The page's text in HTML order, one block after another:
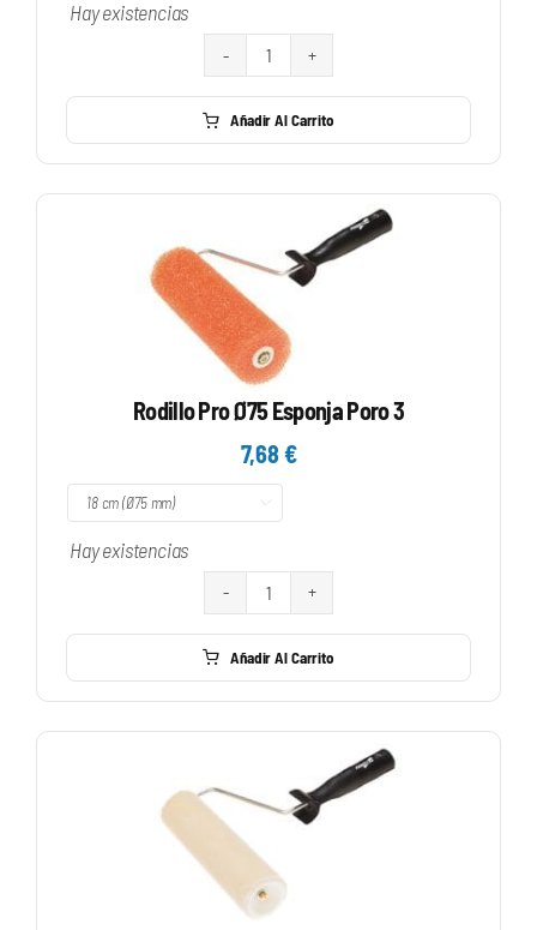
Hay existencias
Rodillo
Microfibra
Seda
Rond
50
Añadir Al Carrito
Rodillo Pro Ø75 Esponja Poro 3
7,68€
Hay existencias
Rodillo
Pro
Ø75
cantidad
Añadir Al Carrito